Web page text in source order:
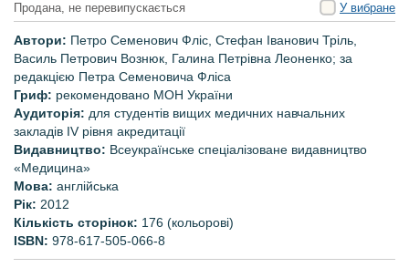
Продана, не перевипускається
У вибране
Автори: Петро Семенович Фліс, Стефан Іванович Тріль,
Василь Петрович Вознюк, Галина Петрівна Леоненко; за
редакцією Петра Семеновича Фліса
Гриф: рекомендовано МОН України
Аудиторія: для студентів вищих медичних навчальних
закладів ІV рівня акредитації
Видавництво: Всеукраїнське спеціалізоване видавництво
«Медицина»
Мова: англійська
Рік: 2012
Кількість сторінок: 176 (кольорові)
ISBN: 978-617-505-066-8